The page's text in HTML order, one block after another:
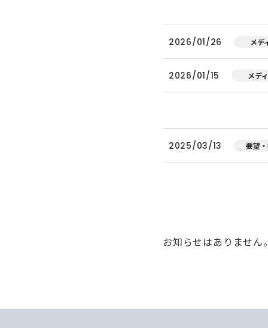
2026/01/26 メデ
2026/01/15 メデ
2025/03/13 要望
お知らせはありません